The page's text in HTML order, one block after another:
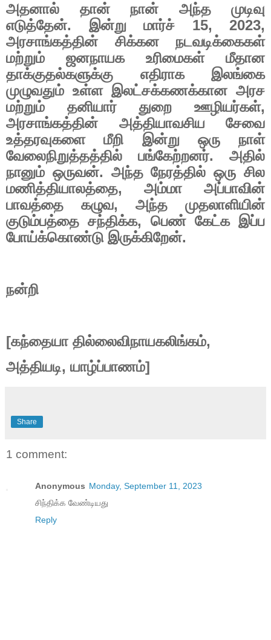
அதனால் தான் நான் அந்த
முடிவு
எடுத்தேன். இன்று மார்ச் 15, 2023,
அரசாங்கத்தின்
சிக்கன
நடவடிக்கைகள்
மற்றும்
ஜனநாயக உரிமைகள்
மீதான
தாக்குதல்களுக்கு
எதிராக
இலங்கை
முழுவதும் உள்ள இலட்சக்கணக்கான அரச
மற்றும்
தனியார் துறை ஊழியர்கள்,
அரசாங்கத்தின்
அத்தியாவசிய
சேவை
உத்தரவுகளை
மீறி இன்று ஒரு
நாள்
வேலைநிறுத்தத்தில்
பங்கேற்றனர். அதில்
நானும் ஒருவன். அந்த நேரத்தில் ஒரு சில
மணித்தியாலத்தை, அம்மா
அப்பாவின்
பாவத்தை
கழுவ, அந்த
முதலாளியின்
குடும்பத்தை சந்திக்க, பெண் கேட்க இப்ப
போய்க்கொண்டு இருக்கிறேன்.
நன்றி
[கந்தையா தில்லைவிநாயகலிங்கம்,
அத்தியடி, யாழ்ப்பாணம்]
Share
1 comment:
Anonymous Monday, September 11, 2023
சிந்திக்க வேண்டியது
Reply